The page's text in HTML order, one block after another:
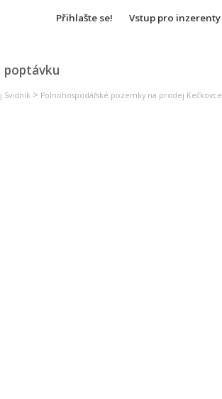
Přihlašte se! Vstup pro inzerenty
poptávku
Svidník > Polnohospodářské pozemky na prodej Kečkovce